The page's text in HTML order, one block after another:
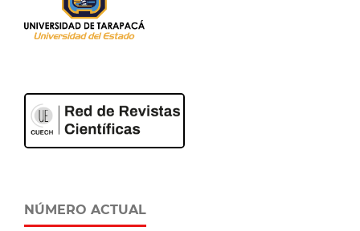
NÚMERO ACTUAL